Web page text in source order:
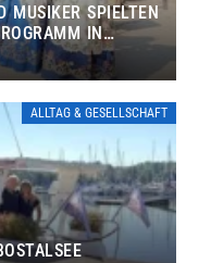
MUSIKER SPIELTEN
IN
ALLTAG & GESELLSCHAFT